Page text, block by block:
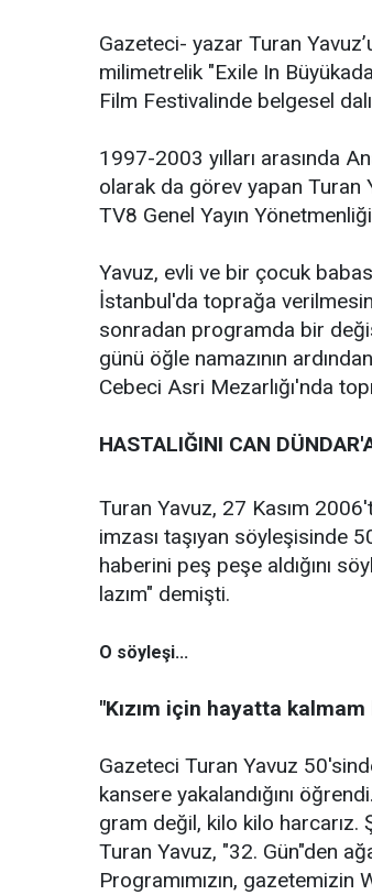
Gazeteci- yazar Turan
milimetrelik "Exile In
Film Festivalinde belgesel
1997-2003 yılları arasında
olarak da görev yapan Turan
TV8 Genel Yayın
Yavuz, evli ve bir çocuk
İstanbul'da toprağa
sonradan programda bir
günü öğle namazının
Cebeci Asri Mezarlığı'nda
HASTALIĞINI CAN
Turan Yavuz, 27 Kasım
imzası taşıyan söyleşisinde
haberini peş peşe aldığını
lazım" demişti.
O söyleşi...
"Kızım için hayatta kalmam
Gazeteci Turan Yavuz
kansere yakalandığını
gram değil, kilo kilo
Turan Yavuz, "32. Gün"den
Programımızın, gazetemizin